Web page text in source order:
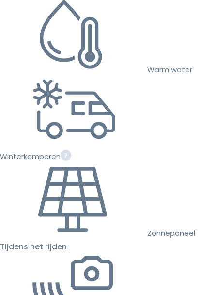
Warm water
Winterkamperen
Zonnepaneel
Tijdens het rijden